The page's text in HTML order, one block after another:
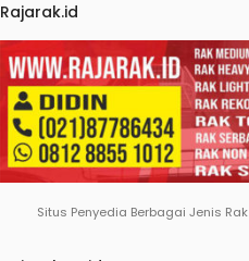
Rajarak.id
Situs Penyedia Berbagai Jenis Rak